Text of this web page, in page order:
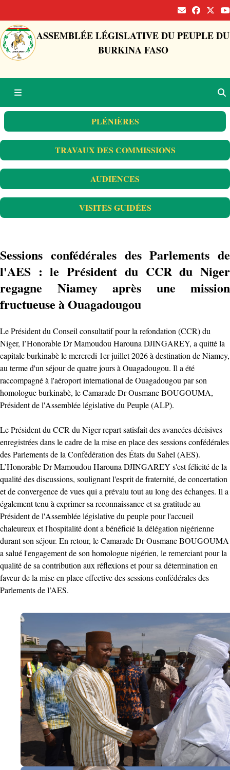
ASSEMBLÉE LÉGISLATIVE DU PEUPLE DU
BURKINA FASO
PLÉNIÈRES
TRAVAUX DES COMMISSIONS
AUDIENCES
VISITES GUIDÉES
Sessions confédérales des Parlements de
l'AES : le Président du CCR du Niger
regagne Niamey après une mission
fructueuse à Ouagadougou
Le Président du Conseil consultatif pour la refondation (CCR) du
Niger, l’Honorable Dr Mamoudou Harouna DJINGAREY, a quitté la
capitale burkinabè le mercredi 1er juillet 2026 à destination de Niamey,
au terme d'un séjour de quatre jours à Ouagadougou. Il a été
raccompagné à l'aéroport international de Ouagadougou par son
homologue burkinabè, le Camarade Dr Ousmane BOUGOUMA,
Président de l'Assemblée législative du Peuple (ALP).
Le Président du CCR du Niger repart satisfait des avancées décisives
enregistrées dans le cadre de la mise en place des sessions confédérales
des Parlements de la Confédération des États du Sahel (AES).
L’Honorable Dr Mamoudou Harouna DJINGAREY s'est félicité de la
qualité des discussions, soulignant l'esprit de fraternité, de concertation
et de convergence de vues qui a prévalu tout au long des échanges. Il a
également tenu à exprimer sa reconnaissance et sa gratitude au
Président de l'Assemblée législative du peuple pour l'accueil
chaleureux et l'hospitalité dont a bénéficié la délégation nigérienne
durant son séjour. En retour, le Camarade Dr Ousmane BOUGOUMA
a salué l'engagement de son homologue nigérien, le remerciant pour la
qualité de sa contribution aux réflexions et pour sa détermination en
faveur de la mise en place effective des sessions confédérales des
Parlements de l’AES.